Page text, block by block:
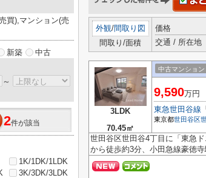
外観/間取り図
間取り/面積
価格
交通 / 所在地
3LDK
70.45㎡
中古マンション
9,590万円
東急世田谷線 「
東京都世田谷区
世田谷区世田谷4丁目に「東急
から徒歩約3分、小田急線豪徳
買),マンション(売
新築
中古
～
2件が該当
1K/1DK/1LDK
3K/3DK/3LDK